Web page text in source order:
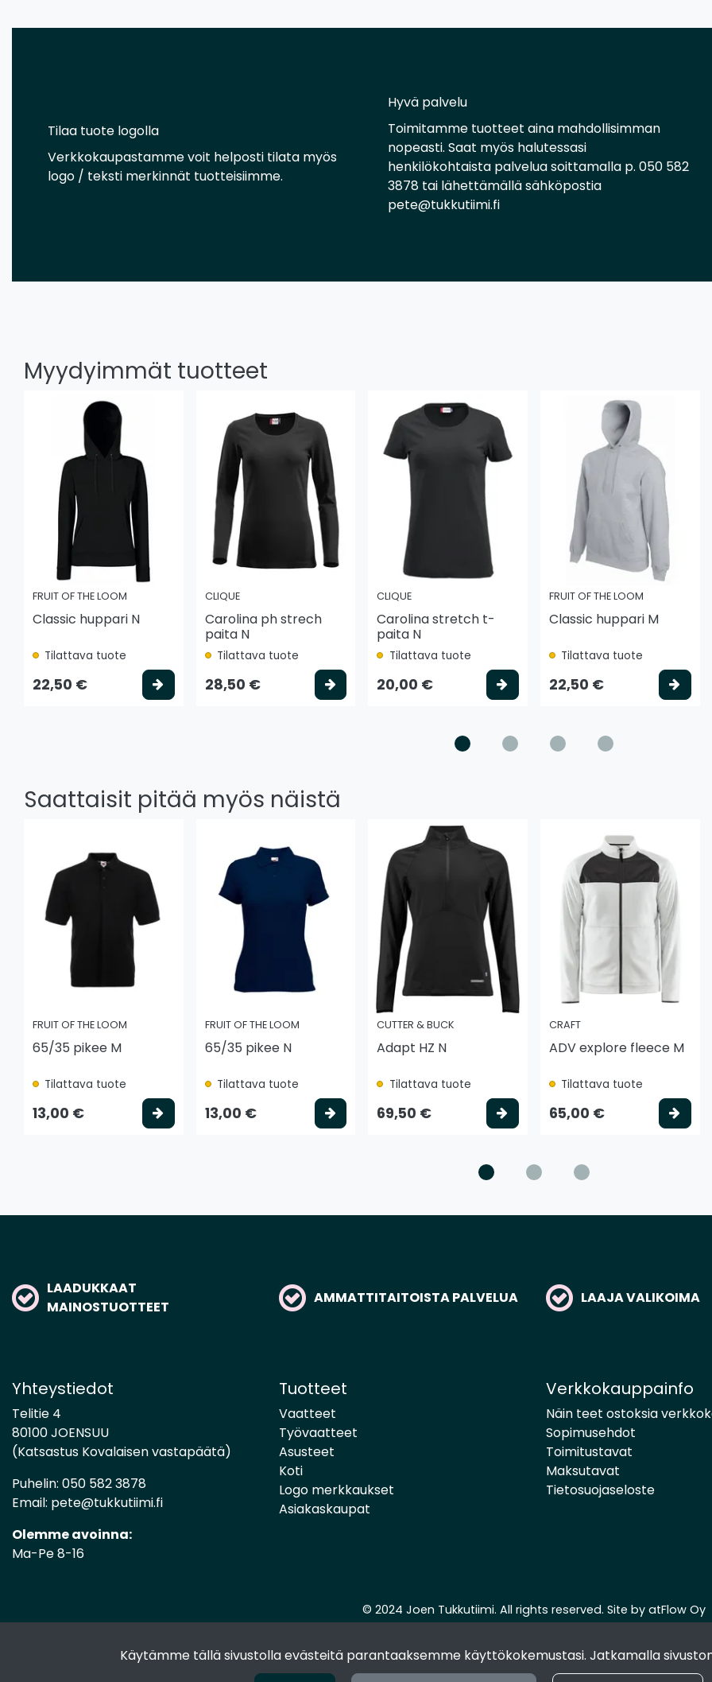
Käytämme tällä sivustolla evästeitä parantaaksemme käyttökokemustasi. Jatkamalla
Tilaa tuote logolla
Verkkokaupastamme voit helposti tilata myös
logo / teksti merkinnät tuotteisiimme.
Hyvä palvelu
Toimitamme tuotteet aina mahdollisimman
nopeasti. Saat myös halutessasi
henkilökohtaista palvelua soittamalla p. 050 582
3878 tai lähettämällä sähköpostia
pete@tukkutiimi.fi
Myydyimmät tuotteet
FRUIT OF THE LOOM
Classic huppari N
Tilattava tuote
22,50 € Valitse vaihtoehto
CLIQUE
Carolina ph strech
paita N
Tilattava tuote
28,50 € Valitse vaihtoehto
CLIQUE
Carolina stretch t-
paita N
Tilattava tuote
20,00 € Valitse vaihtoehto
FRUIT OF THE LOOM
Classic huppari M
Tilattava tuote
22,50 €
Saattaisit pitää myös näistä
FRUIT OF THE LOOM
65/35 pikee M
Tilattava tuote
13,00 € Valitse vaihtoehto
FRUIT OF THE LOOM
65/35 pikee N
Tilattava tuote
13,00 € Valitse vaihtoehto
CUTTER & BUCK
Adapt HZ N
Tilattava tuote
69,50 € Valitse vaihtoehto
CRAFT
ADV explore fleece M
Tilattava tuote
65,00 €
LAADUKKAAT
MAINOSTUOTTEET
AMMATTITAITOISTA PALVELUA LAAJA VALIKOIMA
Yhteystiedot
Telitie 4
80100 JOENSUU
(Katsastus Kovalaisen vastapäätä)
Puhelin: 050 582 3878
Email: pete@tukkutiimi.fi
Olemme avoinna:
Ma-Pe 8-16
Tuotteet
Vaatteet
Työvaatteet
Asusteet
Koti
Logo merkkaukset
Asiakaskaupat
Verkkokauppainfo
Näin teet ostoksia
Sopimusehdot
Toimitustavat
Maksutavat
Tietosuojaseloste
© 2024 Joen Tukkutiimi. All rights reserved. Site by atFlow Oy